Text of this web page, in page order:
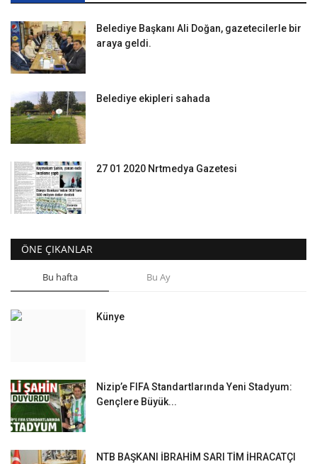
Belediye Başkanı Ali Doğan, gazetecilerle bir
araya geldi.
Belediye ekipleri sahada
27 01 2020 Nrtmedya Gazetesi
ÖNE ÇIKANLAR
Bu hafta Bu Ay
Künye
Nizip’e FIFA Standartlarında Yeni Stadyum:
Gençlere Büyük...
NTB BAŞKANI İBRAHİM SARI TİM İHRACATÇI